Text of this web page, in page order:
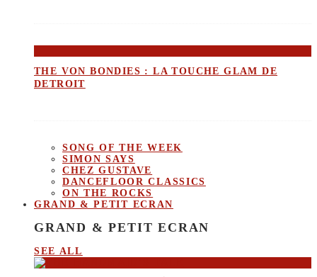
THE VON BONDIES : LA TOUCHE GLAM DE
DETROIT
SONG OF THE WEEK
SIMON SAYS
CHEZ GUSTAVE
DANCEFLOOR CLASSICS
ON THE ROCKS
GRAND & PETIT ECRAN
GRAND & PETIT ECRAN
SEE ALL